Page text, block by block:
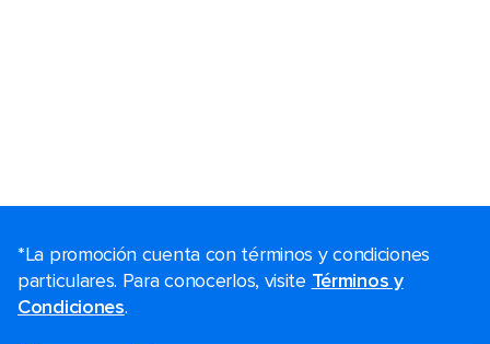
*La promoción cuenta con términos y condiciones
particulares. Para conocerlos, visite Términos y
Condiciones.